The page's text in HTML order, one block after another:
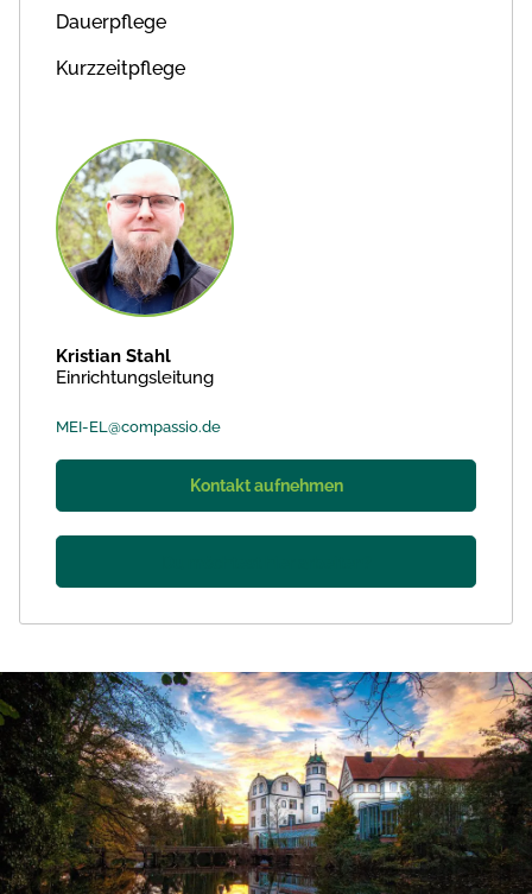
Dauerpflege
Kurzzeitpflege
Kristian Stahl
Einrichtungsleitung
MEI-EL@compassio.de
Kontakt aufnehmen